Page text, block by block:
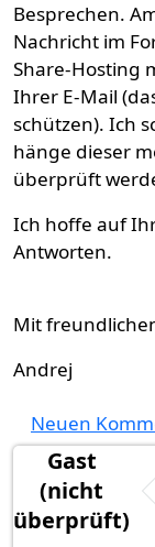
Besprechen.
Nachricht im
Share-Hosting
Ihrer E-Mail
schützen). Ich
hänge dieser
überprüft
Ich hoffe auf
Antworten.
Mit
Andrej
Neuen
Gast
(nicht
überprüft)